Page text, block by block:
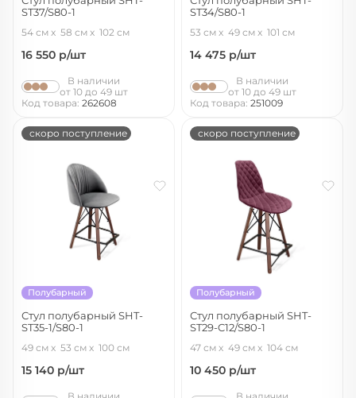
ST37/S80-1
лак/черный
54 см 58 см 102 см
16 550 р/шт
В наличии
от 10 до 49 шт
Код товара: 262608
ST34/S80-1
53 см 49 см 101 см
14 475 р/шт
В наличии
от 10 до 49 шт
Код товара: 251009
скоро поступление
Полубарный
Стул полубарный SHT-
ST35-1/S80-1
черный
49 см 53 см 100 см
15 140 р/шт
скоро поступление
Полубарный
Стул полубарный SHT-
ST29-C12/S80-1
черный
47 см 49 см 104 см
10 450 р/шт